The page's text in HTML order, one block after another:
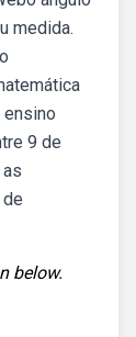
medida.
9 de
below.